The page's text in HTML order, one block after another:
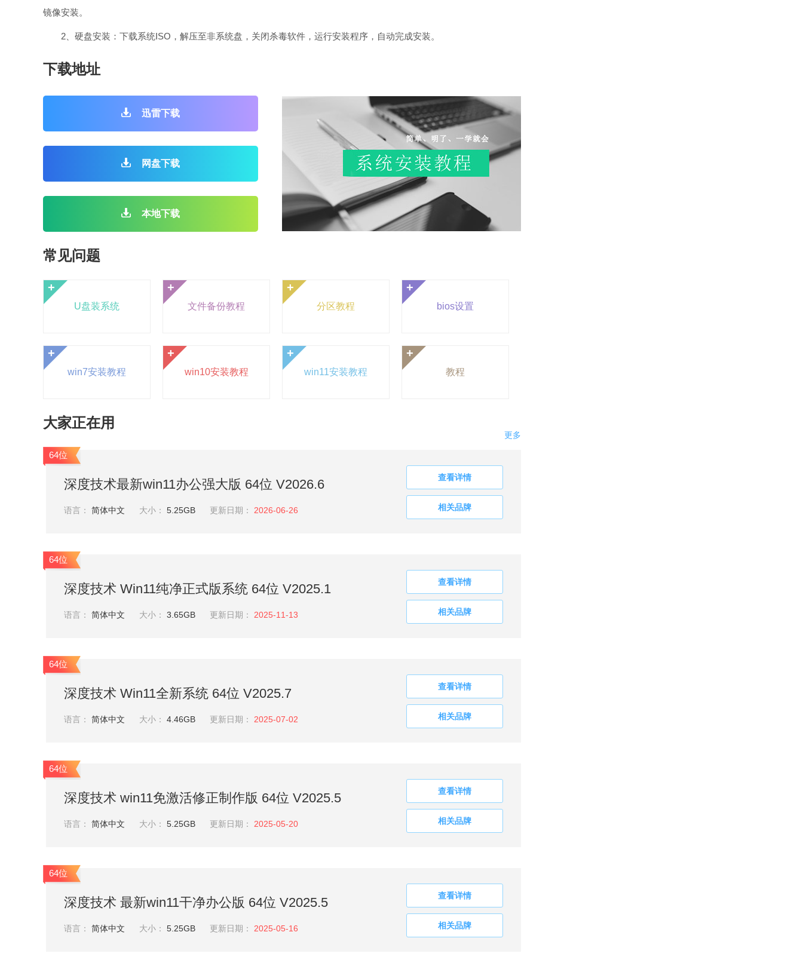
镜像安装。
2、硬盘安装：下载系统ISO，解压至非系统盘，关闭杀毒软件，运行安装程序，自动完成安装。
下载地址
迅雷下载
网盘下载
本地下载
常见问题
+
U盘装系统
+
文件备份教程
+
分区教程
+
bios设置
+
win7安装教程
+
win10安装教程
+
win11安装教程
+
教程
大家正在用
更多
64位
深度技术最新win11办公强大版 64位 V2026.6
语言： 简体中文 大小： 5.25GB 更新日期： 2026-06-26
查看详情
相关品牌
64位
深度技术 Win11纯净正式版系统 64位 V2025.1
语言： 简体中文 大小： 3.65GB 更新日期： 2025-11-13
查看详情
相关品牌
64位
深度技术 Win11全新系统 64位 V2025.7
语言： 简体中文 大小： 4.46GB 更新日期： 2025-07-02
查看详情
相关品牌
64位
深度技术 win11免激活修正制作版 64位 V2025.5
语言： 简体中文 大小： 5.25GB 更新日期： 2025-05-20
查看详情
相关品牌
64位
深度技术 最新win11干净办公版 64位 V2025.5
语言： 简体中文 大小： 5.25GB 更新日期： 2025-05-16
查看详情
相关品牌